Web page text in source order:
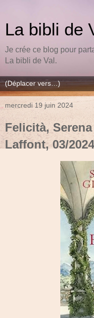
La bibli de
Je crée ce blog pour
La bibli de Val.
mercredi 19 juin 2024
Felicità,
Laffont, 03/